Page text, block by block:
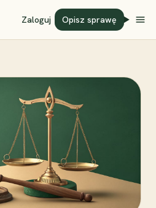
Zaloguj Opisz sprawę